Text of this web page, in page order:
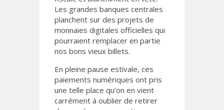
Les grandes banques centrales
planchent sur des projets de
monnaies digitales officielles qui
pourraient remplacer en partie
nos bons vieux billets.
En pleine pause estivale, ces
paiements numériques ont pris
une telle place qu’on en vient
carrément à oublier de retirer